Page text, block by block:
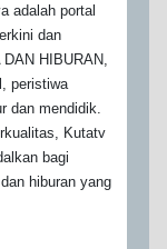
adalah portal
dan
HIBURAN,
peristiwa
dan mendidik.
Kutatv
bagi
hiburan yang